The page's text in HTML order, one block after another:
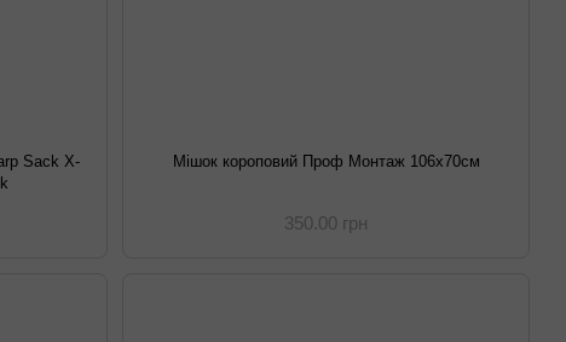
Sack X-
Мішок короповий Проф Монтаж 106х70см
350.00 грн